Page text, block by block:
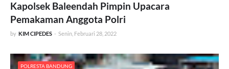
Kapolsek Baleendah Pimpin Upacara
Pemakaman Anggota Polri
by KIM CIPEDES - Senin, Februari 28, 2022
POLRESTA BANDUNG